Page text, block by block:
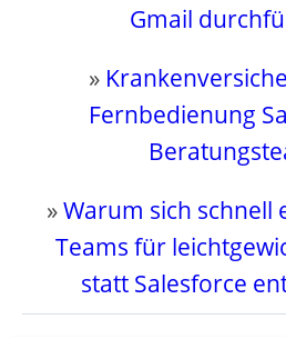
Gmail
»
Fernbedienung
»Warum sich schnell
Teams für
statt Salesforce